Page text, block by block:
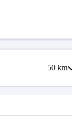
50km